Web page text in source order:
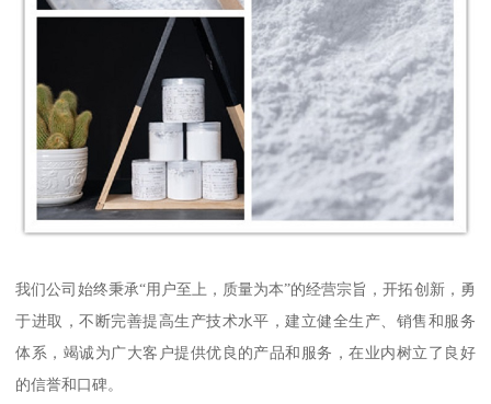
我们公司始终秉承“用户至上，质量为本”的经营宗旨，开拓创新，勇
于进取，不断完善提高生产技术水平，建立健全生产、销售和服务
体系，竭诚为广大客户提供优良的产品和服务，在业内树立了良好
的信誉和口碑。